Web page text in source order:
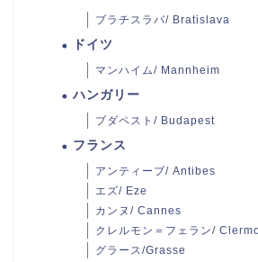
ブラチスラバ/ Bratislava
ドイツ
マンハイム/ Mannheim
ハンガリー
ブダペスト/ Budapest
フランス
アンティーブ/ Antibes
エズ/ Eze
カンヌ/ Cannes
クレルモン＝フェラン/
グラース/Grasse